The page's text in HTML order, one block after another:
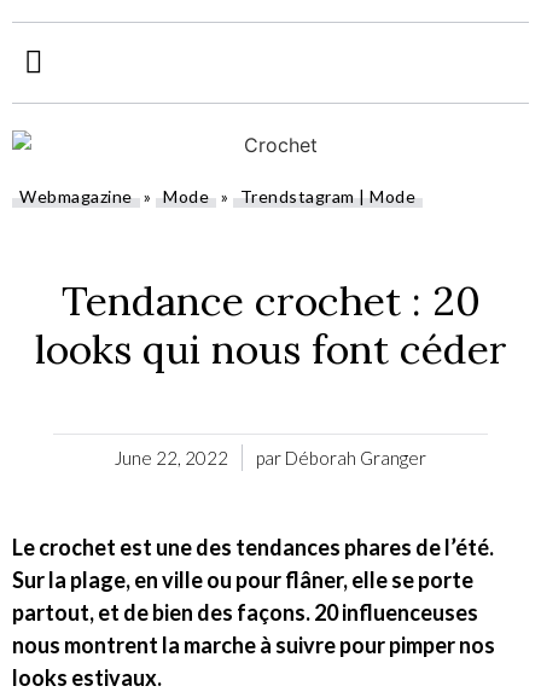
Webmagazine » Mode » Trendstagram | Mode
Tendance crochet : 20
looks qui nous font céder
June 22, 2022 par Déborah Granger
Le crochet est une des tendances phares de l’été.
Sur la plage, en ville ou pour flâner, elle se porte
partout, et de bien des façons. 20 influenceuses
nous montrent la marche à suivre pour pimper nos
looks estivaux.